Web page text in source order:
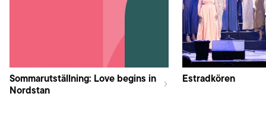
Sommarutställning: Love begins in
Nordstan
Estradkören